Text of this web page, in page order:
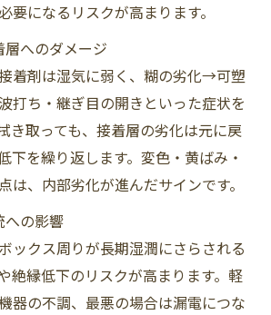
要になるリスクが高まります。
へのダメージ
着剤は湿気に弱く、糊の劣化→可塑
打ち・継ぎ目の開きといった症状を
き取っても、接着層の劣化は元に戻
下を繰り返します。変色・黄ばみ・
は、内部劣化が進んだサインです。
への影響
ックス周りが長期湿潤にさらされる
絶縁低下のリスクが高まります。軽
器の不調、最悪の場合は漏電につな